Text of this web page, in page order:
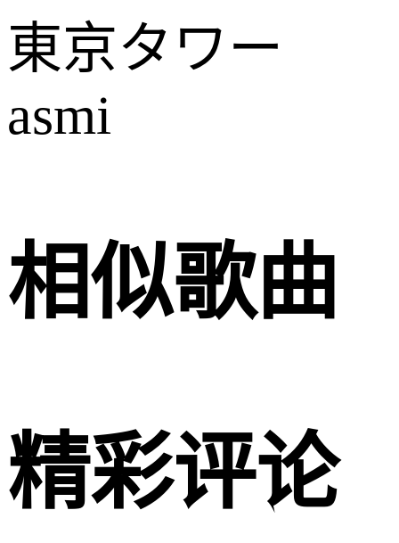
東京タワー
asmi
相似歌曲
精彩评论